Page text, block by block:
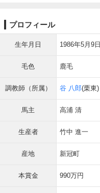
プロフィール
生年月日 1986年5月9日
毛色 鹿毛
調教師（所属） 谷 八郎(栗東)
馬主 高浦 清
生産者 竹中 進一
産地 新冠町
本賞金 990万円